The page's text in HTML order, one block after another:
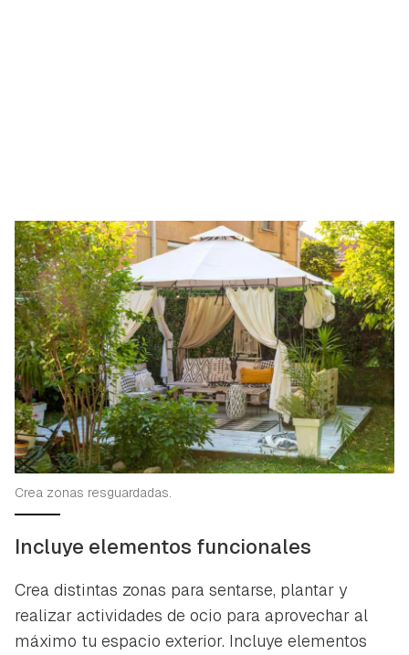
Crea zonas resguardadas.
Incluye elementos funcionales
Crea distintas zonas para sentarse, plantar y
realizar actividades de ocio para aprovechar al
máximo tu espacio exterior. Incluye elementos